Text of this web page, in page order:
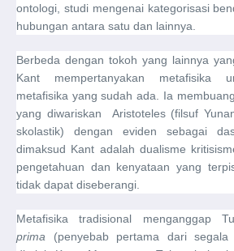
ontologi, studi mengenai kategorisasi
hubungan antara satu dan lainnya.
Berbeda dengan tokoh yang lainnya
Kant mempertanyakan metafisika
metafisika yang sudah ada. Ia
yang diwariskan Aristoteles (filsuf
skolastik) dengan eviden sebagai
dimaksud Kant adalah dualisme
pengetahuan dan kenyataan yang
tidak dapat diseberangi.
Metafisika tradisional menganggap
prima (penyebab pertama dari